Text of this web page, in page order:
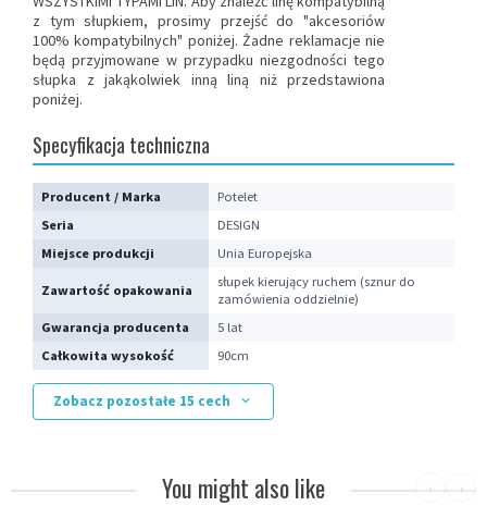
z tym słupkiem, prosimy przejść do "akcesoriów
100% kompatybilnych" poniżej. Żadne reklamacje nie
będą przyjmowane w przypadku niezgodności tego
słupka z jakąkolwiek inną liną niż przedstawiona
poniżej.
Specyfikacja techniczna
Producent / Marka
Potelet
Seria
DESIGN
Miejsce produkcji
Unia Europejska
Zawartość opakowania
słupek kierujący ruchem (sznur do
zamówienia oddzielnie)
Gwarancja producenta
5 lat
Całkowita wysokość
90cm
Zobacz pozostałe 15 cech
You might also like ‹ ›